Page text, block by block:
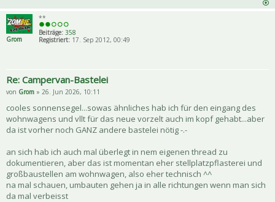
Grom
**
Beiträge: 358
Registriert:17. Sep 2012, 00:49
Re: Campervan-Bastelei
von Grom » 26. Jun 2026, 10:11
cooles sonnensegel...sowas ähnliches hab ich für den eingang des
wohnwagens und vllt für das neue vorzelt auch im kopf gehabt...aber
da ist vorher noch GANZ andere bastelei nötig -.-
an sich hab ich auch mal überlegt in nem eigenen thread zu
dokumentieren, aber das ist momentan eher stellplatzpflasterei und
großbaustellen am wohnwagen, also eher technisch ^^
na mal schauen, umbauten gehen ja in alle richtungen wenn man sich
da mal verbeisst